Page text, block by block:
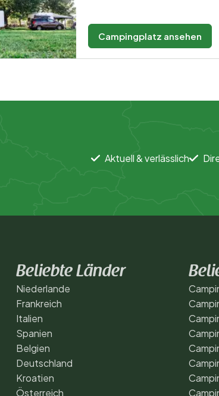
Campingplatz ansehen
Aktuell & verlässlich
Beliebte Länder
Niederlande
Frankreich
Italien
Spanien
Belgien
Deutschland
Kroatien
Österreich